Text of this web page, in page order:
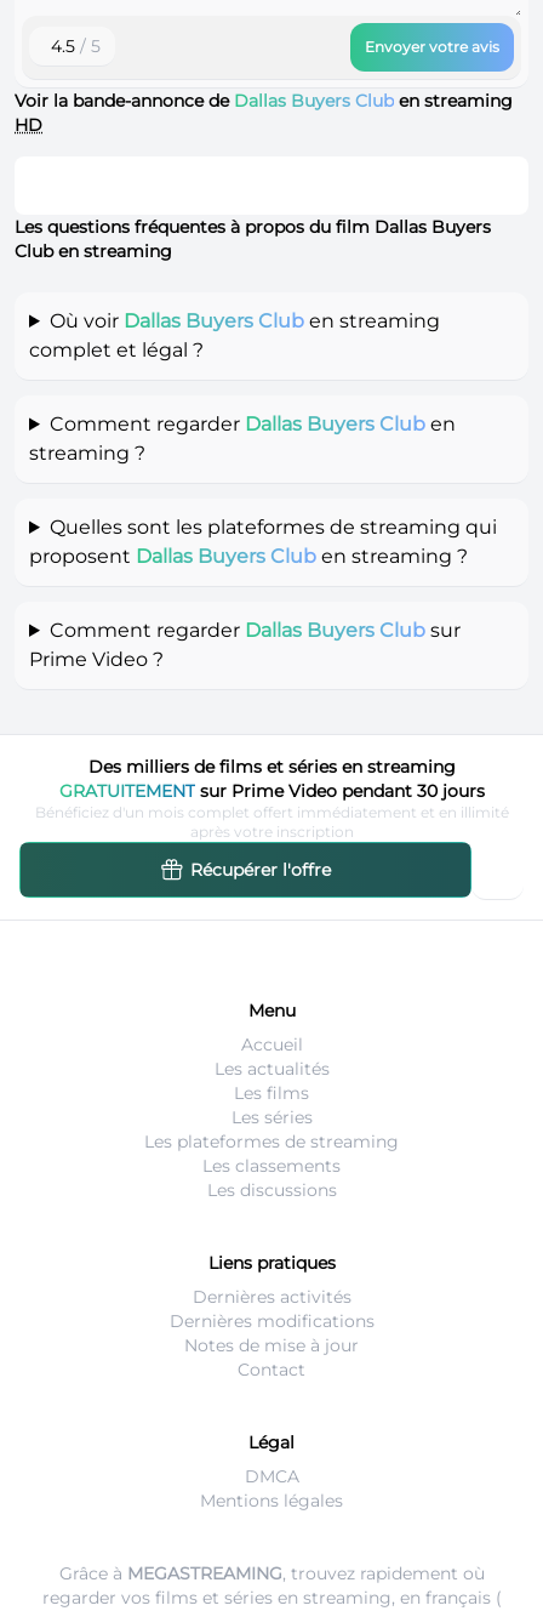
4.5 / 5 Envoyer votre avis
Voir la bande-annonce de Dallas Buyers Club en streaming
HD
Les questions fréquentes à propos du film Dallas Buyers
Club en streaming
Où voir Dallas Buyers Cluben streaming
complet et légal ?
Comment regarder Dallas Buyers Cluben
streaming ?
Quelles sont les plateformes de streaming qui
proposent Dallas Buyers Club en streaming ?
Comment regarder Dallas Buyers Clubsur
Prime Video ?
Des milliers de films et séries en streaming
GRATUITEMENTsur Prime Video pendant 30 jours
Bénéficiez d'un mois complet offert immédiatement et en illimité
après votre inscription
Récupérer l'offre
Menu
Accueil
Les actualités
Les films
Les séries
Les plateformes de streaming
Les classements
Les discussions
Liens pratiques
Dernières activités
Dernières modifications
Notes de mise à jour
Contact
Légal
DMCA
Mentions légales
Grâce à MEGASTREAMING, trouvez rapidement où
regarder vos films et séries en streaming, en français (